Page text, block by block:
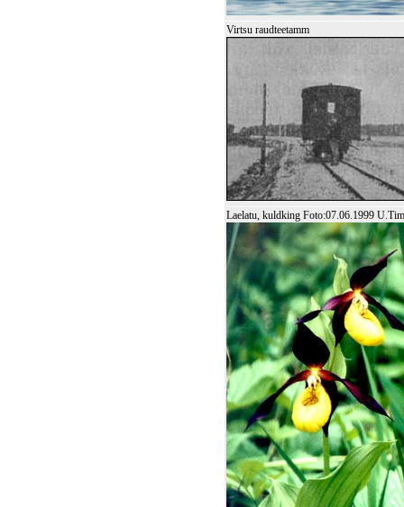
Virtsu raudteetamm
Laelatu, kuldking Foto:07.06.1999